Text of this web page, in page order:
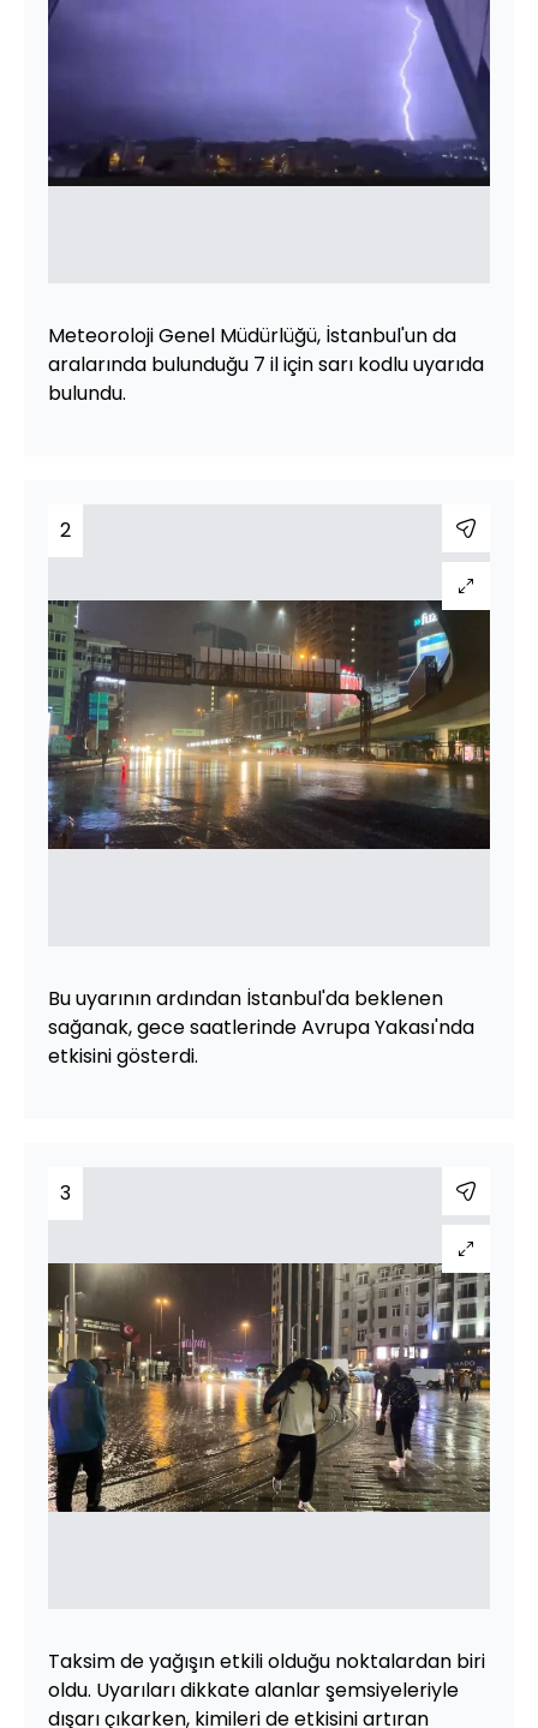
Meteoroloji Genel Müdürlüğü, İstanbul'un da
aralarında bulunduğu 7 il için sarı kodlu uyarıda
bulundu.
2
Bu uyarının ardından İstanbul'da beklenen
sağanak, gece saatlerinde Avrupa Yakası'nda
etkisini gösterdi.
3
Taksim de yağışın etkili olduğu noktalardan biri
oldu. Uyarıları dikkate alanlar şemsiyeleriyle
dışarı çıkarken, kimileri de etkisini artıran